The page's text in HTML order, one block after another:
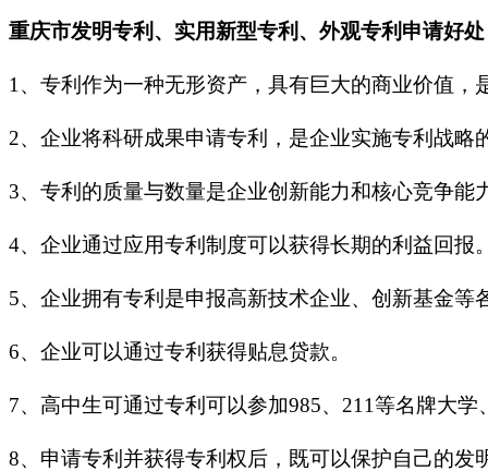
重庆市发明专利、实用新型专利、外观专利申请好处
1、专利作为一种无形资产，具有巨大的商业价值，
2、企业将科研成果申请专利，是企业实施专利战略
3、专利的质量与数量是企业创新能力和核心竞争
4、企业通过应用专利制度可以获得长期的利益回报
5、企业拥有专利是申报高新技术企业、创新基金等
6、企业可以通过专利获得贴息贷款。
7、高中生可通过专利可以参加985、211等名牌大
8、申请专利并获得专利权后，既可以保护自己的